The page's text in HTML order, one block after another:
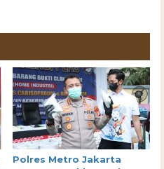
Polres Metro Jakarta